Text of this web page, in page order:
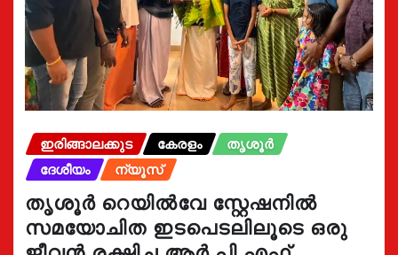
ഇരിങ്ങാലക്കുട കേരളം
തൃശൂർ
ദേശീയം
ന്യൂസ്
തൃശൂർ റെയിൽവേ സ്റ്റേഷനിൽ
സമയോചിത ഇടപെടലിലൂടെ ഒരു